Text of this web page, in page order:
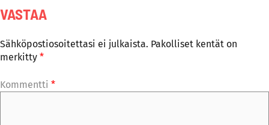
VASTAA
Sähköpostiosoitettasi ei julkaista. Pakolliset kentät on
merkitty *
Kommentti *